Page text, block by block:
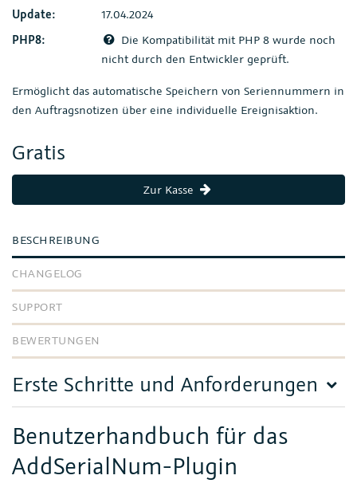
Update:
17.04.2024
PHP8:
Die Kompatibilität mit PHP 8 wurde noch
nicht durch den Entwickler geprüft.
Ermöglicht das automatische Speichern von Seriennummern in
den Auftragsnotizen über eine individuelle Ereignisaktion.
Gratis
Zur Kasse
BESCHREIBUNG
CHANGELOG
SUPPORT
BEWERTUNGEN
Erste Schritte und Anforderungen
Benutzerhandbuch für das
AddSerialNum-Plugin